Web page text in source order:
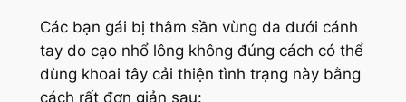
Các bạn gái bị thâm sần vùng da dưới cánh
tay do cạo nhổ lông không đúng cách có thể
dùng khoai tây cải thiện tình trạng này bằng
cách rất đơn giản sau: